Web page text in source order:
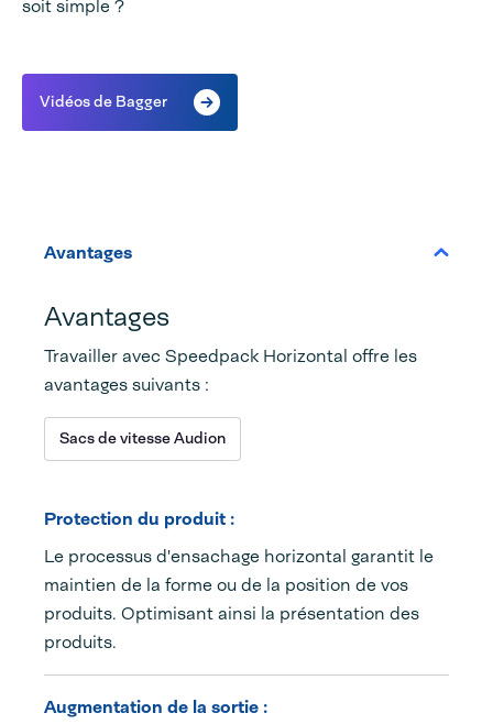
soit simple ?
Vidéos de Bagger
Avantages
Avantages
Travailler avec Speedpack Horizontal offre les
avantages suivants :
Sacs de vitesse Audion
Protection du produit :
Le processus d'ensachage horizontal garantit le
maintien de la forme ou de la position de vos
produits. Optimisant ainsi la présentation des
produits.
Augmentation de la sortie :